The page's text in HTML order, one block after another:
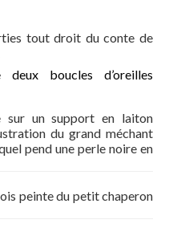
tout droit du conte de
boucles d’oreilles
sur un support en laiton
du grand méchant
pend une perle noire en
peinte du petit chaperon